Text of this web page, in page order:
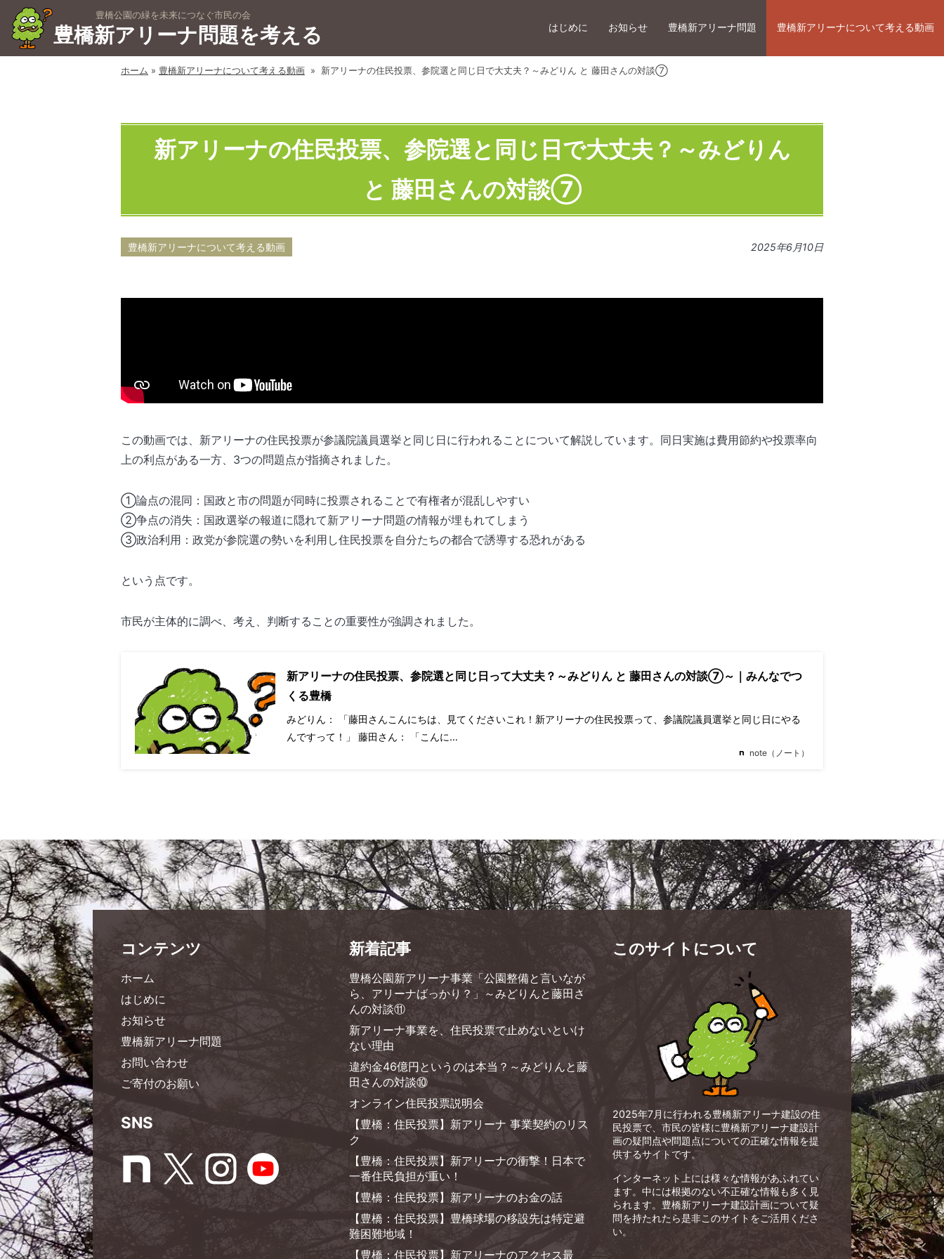
豊橋公園の緑を未来につなぐ市民の会
豊橋新アリーナ問題を考える はじめに お知らせ 豊橋新アリーナ問題 豊橋新アリーナについて考える動画
ホーム » 豊橋新アリーナについて考える動画 » 新アリーナの住民投票、参院選と同じ日で大丈夫？～みどりん と 藤田さんの対談⑦
新アリーナの住民投票、参院選と同じ日で大丈夫？～みどりん
と 藤田さんの対談⑦
豊橋新アリーナについて考える動画 2025年6月10日
この動画では、新アリーナの住民投票が参議院議員選挙と同じ日に行われることについて解説しています。同日実施は費用節約や投票率向
上の利点がある一方、3つの問題点が指摘されました。
①論点の混同：国政と市の問題が同時に投票されることで有権者が混乱しやすい
②争点の消失：国政選挙の報道に隠れて新アリーナ問題の情報が埋もれてしまう
③政治利用：政党が参院選の勢いを利用し住民投票を自分たちの都合で誘導する恐れがある
という点です。
市民が主体的に調べ、考え、判断することの重要性が強調されました。
新アリーナの住民投票、参院選と同じ日って大丈夫？～みどりん と 藤田さんの対談⑦～｜みんなでつ
くる豊橋
みどりん： 「藤田さんこんにちは、見てくださいこれ！新アリーナの住民投票って、参議院議員選挙と同じ日にやる
んですって！」 藤田さん： 「こんに…
note（ノート）
コンテンツ
ホーム
はじめに
お知らせ
豊橋新アリーナ問題
お問い合わせ
ご寄付のお願い
SNS
新着記事
豊橋公園新アリーナ事業「公園整備と言いなが
ら、アリーナばっかり？」～みどりんと藤田さ
んの対談⑪
新アリーナ事業を、住民投票で止めないといけ
ない理由
違約金46億円というのは本当？～みどりんと藤
田さんの対談⑩
オンライン住民投票説明会
【豊橋：住民投票】新アリーナ 事業契約のリス
ク
【豊橋：住民投票】新アリーナの衝撃！日本で
一番住民負担が重い！
【豊橋：住民投票】新アリーナのお金の話
【豊橋：住民投票】豊橋球場の移設先は特定避
難困難地域！
【豊橋：住民投票】新アリーナのアクセス最
このサイトについて
2025年7月に行われる豊橋新アリーナ建設の住
民投票で、市民の皆様に豊橋新アリーナ建設計
画の疑問点や問題点についての正確な情報を提
供するサイトです。
インターネット上には様々な情報があふれてい
ます。中には根拠のない不正確な情報も多く見
られます。豊橋新アリーナ建設計画について疑
問を持たれたら是非このサイトをご活用くださ
い。